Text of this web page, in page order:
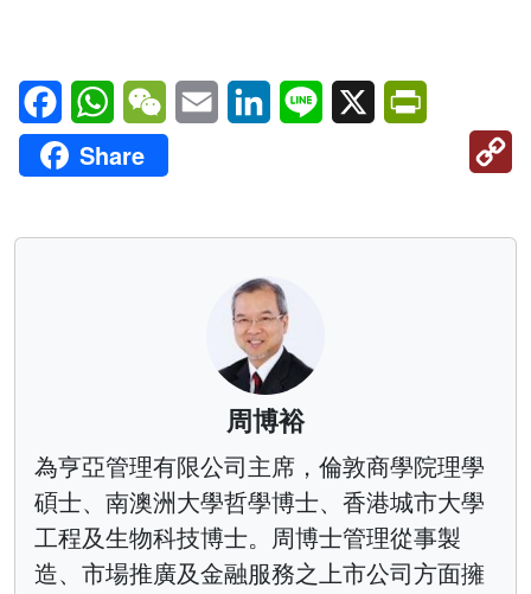
FacebookWhatsAppWeChatEmail LinkedInLine X
Share
周博裕
為亨亞管理有限公司主席，倫敦商學院理學
碩士、南澳洲大學哲學博士、香港城市大學
工程及生物科技博士。周博士管理從事製
造、市場推廣及金融服務之上市公司方面擁